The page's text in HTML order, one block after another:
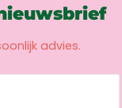
advies.